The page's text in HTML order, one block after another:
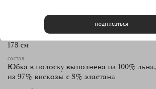
длина изделия
178 см
состав
Юбка в полоску выполнена из 100%
из 97% вискозы с 3% эластана
подписаться